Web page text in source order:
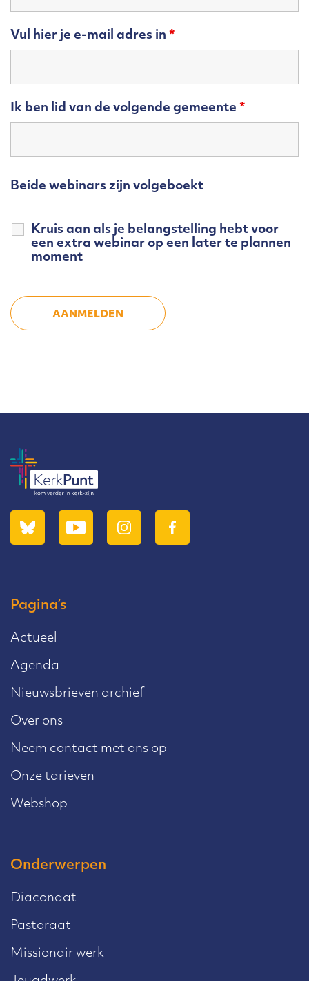
Vul hier je e-mail adres in *
Ik ben lid van de volgende gemeente *
Beide webinars zijn volgeboekt
Kruis aan als je belangstelling hebt voor
een extra webinar op een later te plannen
moment
Pagina’s
Actueel
Agenda
Nieuwsbrieven archief
Over ons
Neem contact met ons op
Onze tarieven
Webshop
Onderwerpen
Diaconaat
Pastoraat
Missionair werk